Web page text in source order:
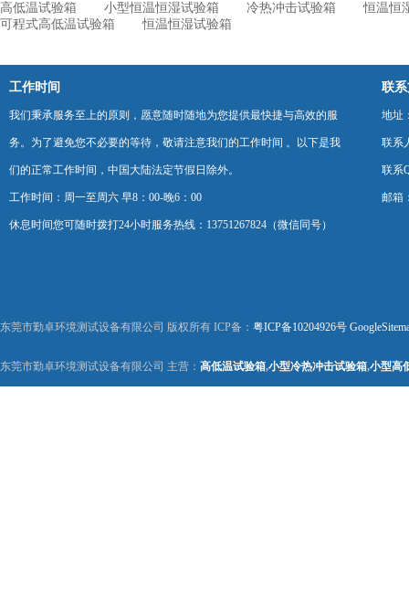
高低温试验箱 小型恒温恒湿试验箱 冷热冲击试验箱
恒温恒
可程式高低温试验箱
恒温恒湿试验箱
工作时间
我们秉承服务至上的原则，愿意随时随地为您提供最快捷与高效的服
务。为了避免您不必要的等待，敬请注意我们的工作时间 。以下是我
们的正常工作时间，中国大陆法定节假日除外。
工作时间：周一至周六 早8：00-晚6：00
休息时间您可随时拨打24小时服务热线：13751267824（微信同号）
联
地址
联系
联系
邮箱
东莞市勤卓环境测试设备有限公司 版权所有 ICP备： 粤ICP备10204926号
东莞市勤卓环境测试设备有限公司 主营： 高低温试验箱,小型冷热冲击试验箱,小型高